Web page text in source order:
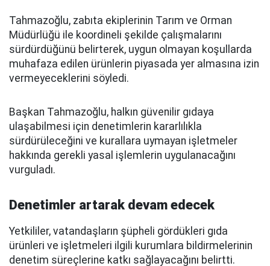
Tahmazoğlu, zabıta ekiplerinin Tarım ve Orman
Müdürlüğü ile koordineli şekilde çalışmalarını
sürdürdüğünü belirterek, uygun olmayan koşullarda
muhafaza edilen ürünlerin piyasada yer almasına izin
vermeyeceklerini söyledi.
Başkan Tahmazoğlu, halkın güvenilir gıdaya
ulaşabilmesi için denetimlerin kararlılıkla
sürdürüleceğini ve kurallara uymayan işletmeler
hakkında gerekli yasal işlemlerin uygulanacağını
vurguladı.
Denetimler artarak devam edecek
Yetkililer, vatandaşların şüpheli gördükleri gıda
ürünleri ve işletmeleri ilgili kurumlara bildirmelerinin
denetim süreçlerine katkı sağlayacağını belirtti.